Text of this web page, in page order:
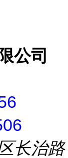
公司
长治路